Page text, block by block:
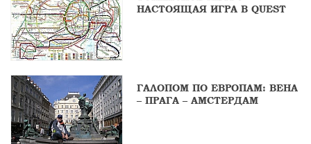
НАСТОЯЩАЯ ИГРА В QUEST
ГАЛОПОМ ПО ЕВРОПАМ: ВЕНА
– ПРАГА – АМСТЕРДАМ